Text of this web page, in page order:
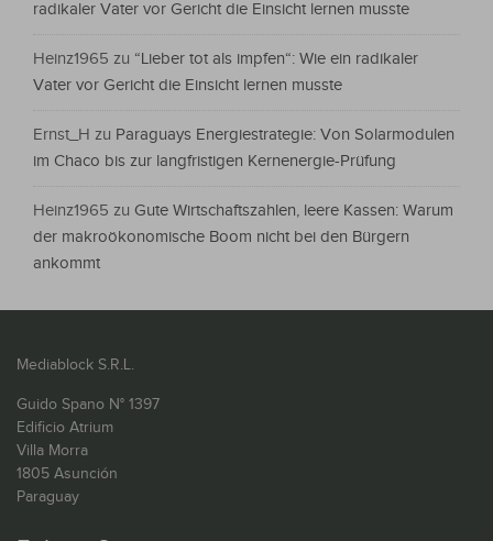
radikaler Vater vor Gericht die Einsicht lernen musste
Heinz1965 zu “Lieber tot als impfen“: Wie ein radikaler
Vater vor Gericht die Einsicht lernen musste
Ernst_H zu Paraguays Energiestrategie: Von Solarmodulen
im Chaco bis zur langfristigen Kernenergie-Prüfung
Heinz1965 zu Gute Wirtschaftszahlen, leere Kassen: Warum
der makroökonomische Boom nicht bei den Bürgern
ankommt
Mediablock S.R.L.
Guido Spano N° 1397
Edificio Atrium
Villa Morra
1805 Asunción
Paraguay